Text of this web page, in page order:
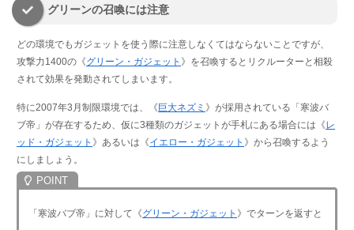
グリーンの召喚には注意
どの環境でもガジェットを使う際に注意しなくてはならないことですが、
攻撃力1400の《グリーン・ガジェット 》を召喚するとリクルーターと相殺
されて効果を発動されてしまいます。
特に2007年3月制限環境では、《 巨大ネズミ 》が採用されている「寒波バ
ブ帝」が存在するため、仮に3種類のガジェットが手札にある場合には《レ
ッド・ガジェット 》あるいは《イエロー・ガジェット 》から召喚するよう
にしましょう。
「寒波バブ帝」に対して《グリーン・ガジェット 》でターンを返すと